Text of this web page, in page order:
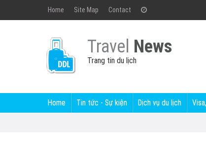
Home Site Map Contact
Travel News
Trang tin du lịch
Home Tin tức - Sự kiện Dịch vụ du lịch